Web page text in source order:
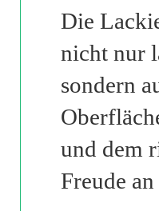
Die
nicht nur
sondern
und dem
Freude